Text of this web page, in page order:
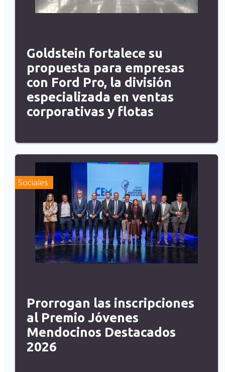
Goldstein fortalece su
propuesta para empresas
con Ford Pro, la división
especializada en ventas
corporativas y flotas
Sociales
Prorrogan las inscripciones
al Premio Jóvenes
Mendocinos Destacados
2026